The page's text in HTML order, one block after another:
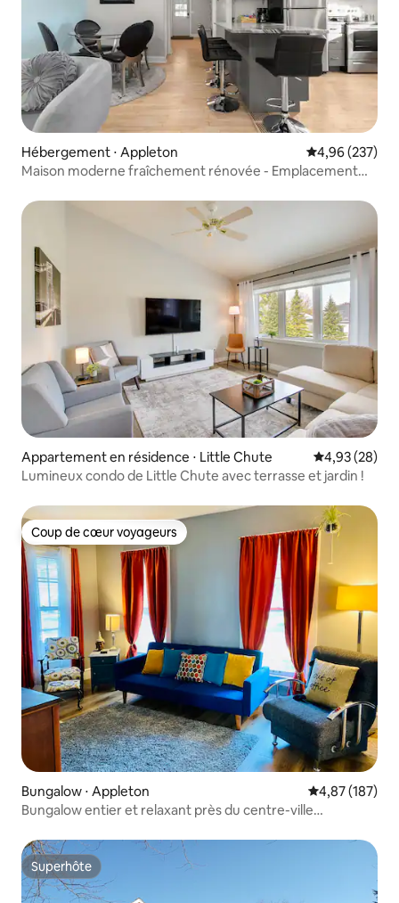
Hébergement ⋅ Appleton Évaluation
4,96 (237)
Maison moderne fraîchement rénovée - Emplacement
Appartement en résidence ⋅ Little Chute Évaluation
4,93 (28)
Lumineux condo de Little Chute avec terrasse et jardin !
Coup de cœur voyageurs
Coup de cœur voyageurs
Bungalow ⋅ Appleton Évaluation
4,87 (187)
Bungalow entier et relaxant près du centre-ville
Superhôte
Superhôte